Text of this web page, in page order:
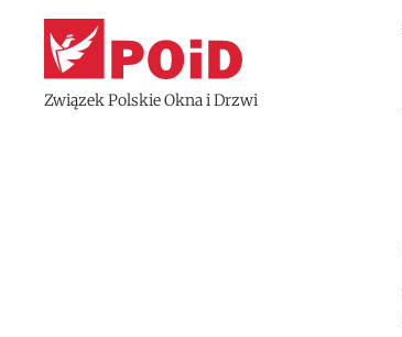
Związek Polskie Okna i Drzwi